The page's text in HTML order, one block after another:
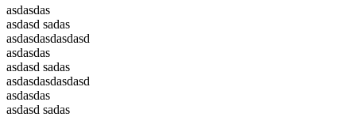
asdasdas
asdasd sadas
asdasdasdasdasd
asdasdas
asdasd sadas
asdasdasdasdasd
asdasdas
asdasd sadas